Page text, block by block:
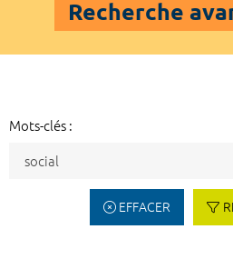
Recherche
Mots-clés :
EFFACER